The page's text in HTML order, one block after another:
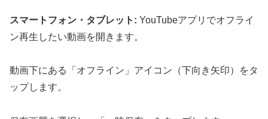
スマートフォン・タブレット: YouTubeアプリでオフライ
ン再生したい動画を開きます。
動画下にある「オフライン」アイコン（下向き矢印）をタ
ップします。